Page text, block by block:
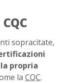
sopracitate,
propria
la CQC.